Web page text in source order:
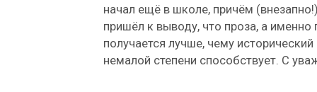
начал ещё в школе, причём
пришёл к выводу, что проза, а именно
получается лучше, чему
немалой степени способствует. С